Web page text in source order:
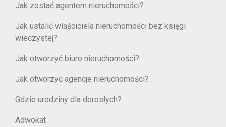
Jak zostać agentem nieruchomości?
Jak ustalić właściciela nieruchomości bez księgi
wieczystej?
Jak otworzyć biuro nieruchomości?
Jak otworzyć agencje nieruchomości?
Gdzie urodziny dla dorosłych?
Adwokat